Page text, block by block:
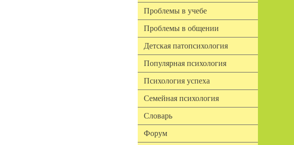
Проблемы в учебе
Проблемы в общении
Детская патопсихология
Популярная психология
Психология успеха
Семейная психология
Словарь
Форум